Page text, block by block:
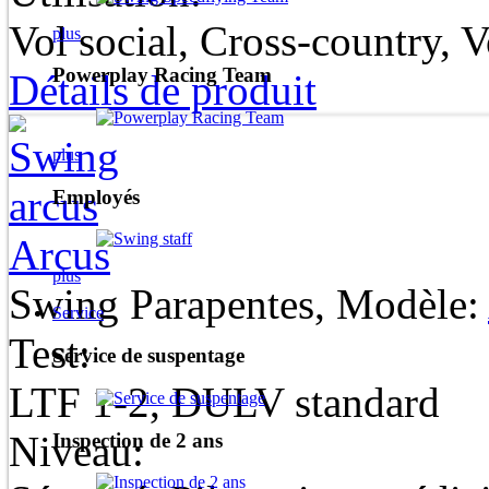
plus
Powerplay Racing Team
plus
Employés
plus
Service
Service de suspentage
Inspection de 2 ans
Vol social, Cross-country,
Détails de produit
Arcus
Swing Parapentes, Modèle:
Test:
LTF 1-2, DULV standard
Niveau: